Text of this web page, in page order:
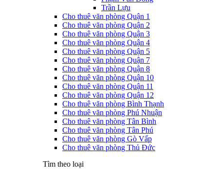
Trần Lựu
Cho thuê văn phòng Quận 1
Cho thuê văn phòng Quận 2
Cho thuê văn phòng Quận 3
Cho thuê văn phòng Quận 4
Cho thuê văn phòng Quận 5
Cho thuê văn phòng Quận 7
Cho thuê văn phòng Quận 8
Cho thuê văn phòng Quận 10
Cho thuê văn phòng Quận 11
Cho thuê văn phòng Quận 12
Cho thuê văn phòng Bình Thạnh
Cho thuê văn phòng Phú Nhuận
Cho thuê văn phòng Tân Bình
Cho thuê văn phòng Tân Phú
Cho thuê văn phòng Gò Vấp
Cho thuê văn phòng Thủ Đức
Tìm theo loại